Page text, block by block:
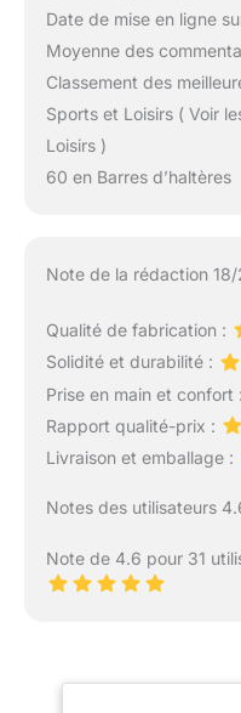
Date de mise en ligne
Moyenne des
Classement des
Sports et Loisirs ( Voir
Loisirs )
60 en Barres d’haltères
Note de la rédaction
Qualité de fabrication :
Solidité et durabilité :
Prise en main et confort :
Rapport qualité-prix :
Livraison et emballage :
Notes des utilisateurs
Note de 4.6 pour 31